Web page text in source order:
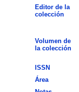
Editor de la
colección
Volumen de
la colección
ISSN
Área